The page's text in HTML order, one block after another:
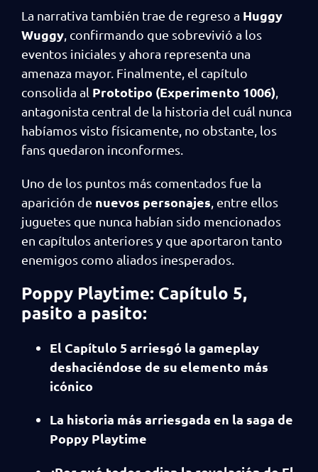
La narrativa también trae de regreso a Huggy
Wuggy , confirmando que sobrevivió a los
eventos iniciales y ahora representa una
amenaza mayor. Finalmente, el capítulo
consolida al Prototipo (Experimento 1006)
antagonista central de la historia del cuál nunca
habíamos visto físicamente, no obstante, los
fans quedaron inconformes.
Uno de los puntos más comentados fue la
aparición de nuevos personajes , entre ellos
juguetes que nunca habían sido mencionados
en capítulos anteriores y que aportaron tanto
enemigos como aliados inesperados.
Poppy Playtime: Capítulo 5,
pasito a pasito:
El Capítulo 5 arriesgó la gameplay
deshaciéndose de su elemento más
icónico
La historia más arriesgada en la saga de
Poppy Playtime